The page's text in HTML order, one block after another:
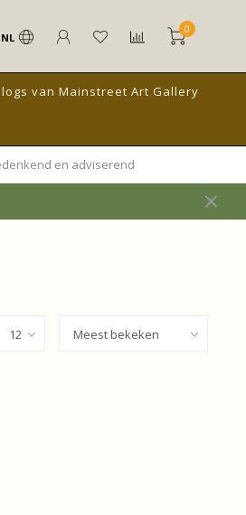
NL
0
van Mainstreet Art Gallery
en adviserend